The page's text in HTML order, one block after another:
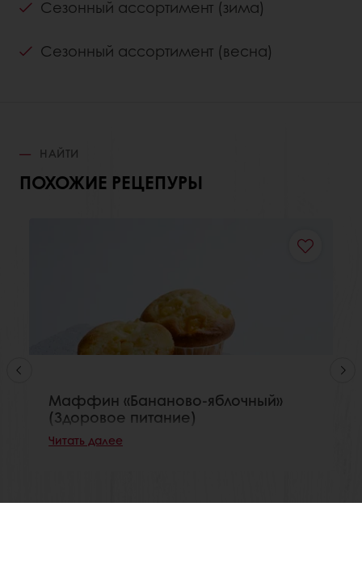
Сезонный ассортимент (зима)
Сезонный ассортимент (весна)
НАЙТИ
ПОХОЖИЕ РЕЦЕПУРЫ
Маффин «Бананово-яблочный»
(Здоровое питание)
Читать далее